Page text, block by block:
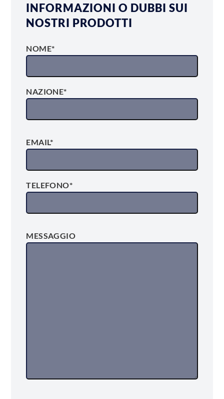
INFORMAZIONI O DUBBI SUI
NOSTRI PRODOTTI
NOME*
NAZIONE*
EMAIL*
TELEFONO*
MESSAGGIO